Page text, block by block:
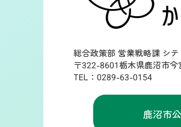
総合政策部 営業戦略課 シ
〒322-8601栃木県鹿沼市今
TEL：0289-63-0154
鹿沼市